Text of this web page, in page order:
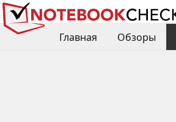
Главная Обзоры